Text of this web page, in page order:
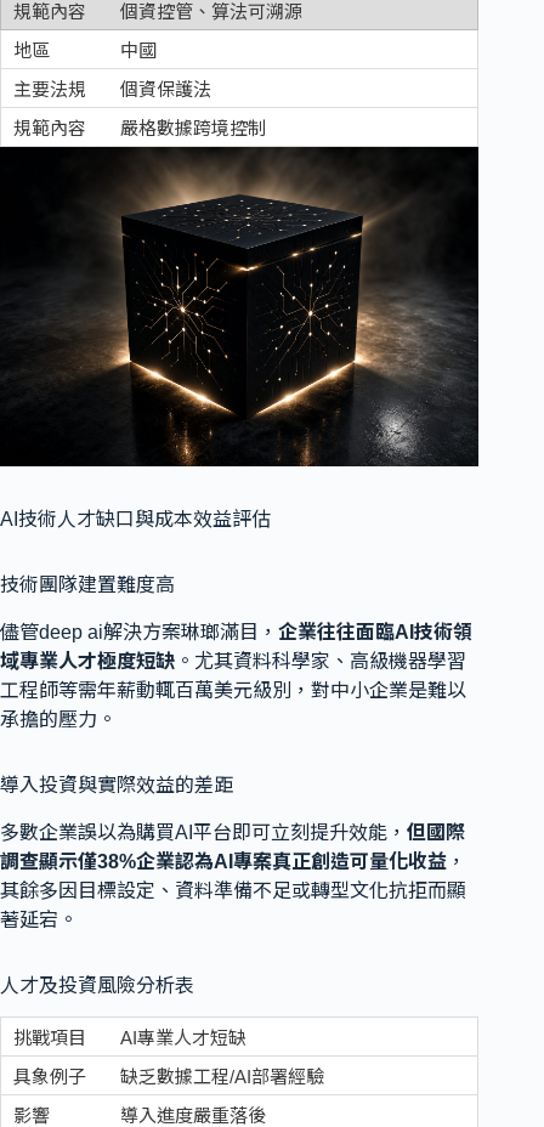
個資控管、算法可溯源
中國
個資保護法
嚴格數據跨境控制
AI技術人才缺口與成本效益評估
技術團隊建置難度高
儘管deep ai解決方案琳瑯滿目， 企業往往面臨AI技術領
域專業人才極度短缺 。尤其資料科學家、高級機器學習
工程師等需年薪動輒百萬美元級別，對中小企業是難以
承擔的壓力。
導入投資與實際效益的差距
多數企業誤以為購買AI平台即可立刻提升效能， 但國際
調查顯示僅38%企業認為AI專案真正創造可量化收益 ，
其餘多因目標設定、資料準備不足或轉型文化抗拒而顯
著延宕。
人才及投資風險分析表
AI專業人才短缺
缺乏數據工程/AI部署經驗
導入進度嚴重落後